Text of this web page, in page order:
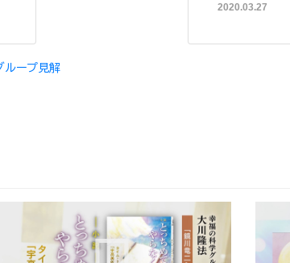
2020.03.27
ループ見解